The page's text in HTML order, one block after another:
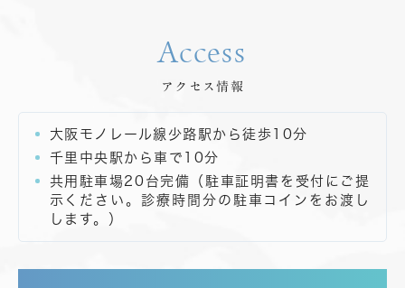
Access
アクセス情報
大阪モノレール線少路駅から徒歩10分
千里中央駅から車で10分
共用駐車場20台完備（駐車証明書を受付にご提
示ください。診療時間分の駐車コインをお渡し
します。）